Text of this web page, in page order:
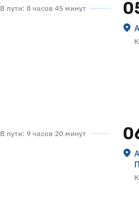
В пути: 8 часов 45 минут
В пути: 9 часов 20 минут